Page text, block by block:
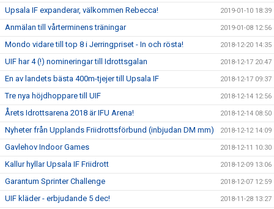
Upsala IF expanderar, välkommen Rebecca! 2019-01-10 18:39
Anmälan till vårterminens träningar 2019-01-08 12:56
Mondo vidare till top 8 i Jerringpriset - In och rösta! 2018-12-20 14:35
UIF har 4 (!) nomineringar till Idrottsgalan 2018-12-17 20:47
En av landets bästa 400m-tjejer till Upsala IF 2018-12-17 09:37
Tre nya höjdhoppare till UIF 2018-12-14 12:56
Årets Idrottsarena 2018 är IFU Arena! 2018-12-14 08:50
Nyheter från Upplands Friidrottsförbund (inbjudan DM mm) 2018-12-12 14:09
Gavlehov Indoor Games 2018-12-11 10:30
Kallur hyllar Upsala IF Friidrott 2018-12-09 13:06
Garantum Sprinter Challenge 2018-12-07 12:59
UIF kläder - erbjudande 5 dec! 2018-11-28 13:27